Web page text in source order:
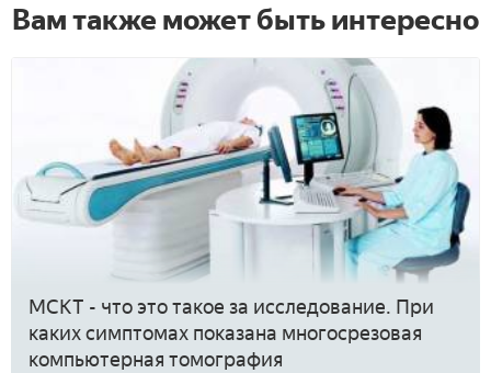
Вам также может быть интересно
МСКТ - что это такое за исследование. При
каких симптомах показана многосрезовая
компьютерная томография